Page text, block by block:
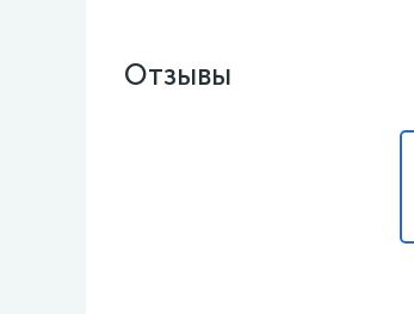
Отзывы